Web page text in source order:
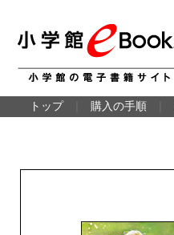
トップ 購入の手順